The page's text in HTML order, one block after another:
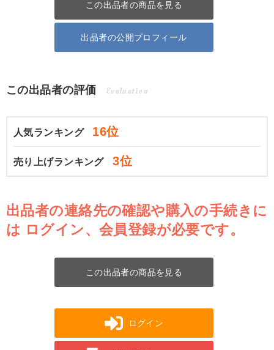
この出品者の商品を見る
出品者の公開プロフィール
この出品者の評価 Evaluation
人気ランキング 16位
売り上げランキング 3位
出品者の連絡先の確認や購入の手続きに
は ログイン、会員登録が必要です。
この出品者の商品を見る
ログイン